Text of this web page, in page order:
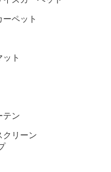
ーペット
ット
テン
クリーン